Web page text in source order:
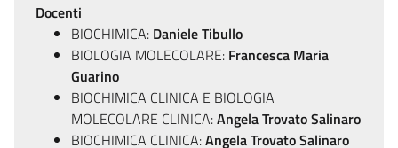
Docenti
BIOCHIMICA: Daniele Tibullo
BIOLOGIA MOLECOLARE: Francesca Maria
Guarino
BIOCHIMICA CLINICA E BIOLOGIA
MOLECOLARE CLINICA:Angela Trovato Salinaro
BIOCHIMICA CLINICA:Angela Trovato Salinaro